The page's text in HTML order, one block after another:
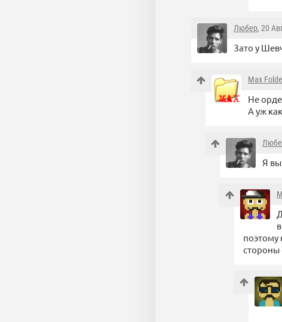
Любер, 20
Зато у
Max
Не
А уж
Я
поэтому
стороны